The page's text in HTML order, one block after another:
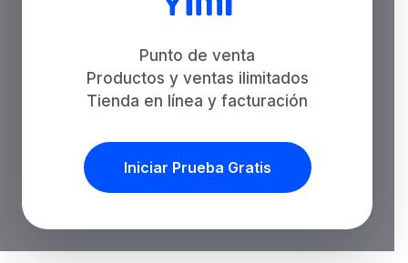
Punto de venta
Productos y ventas ilimitados
Tienda en línea y facturación
Iniciar Prueba Gratis